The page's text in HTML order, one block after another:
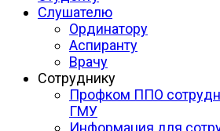
Слушателю
Ординатору
Аспиранту
Врачу
Сотруднику
Профком ППО
ГМУ
Информация для